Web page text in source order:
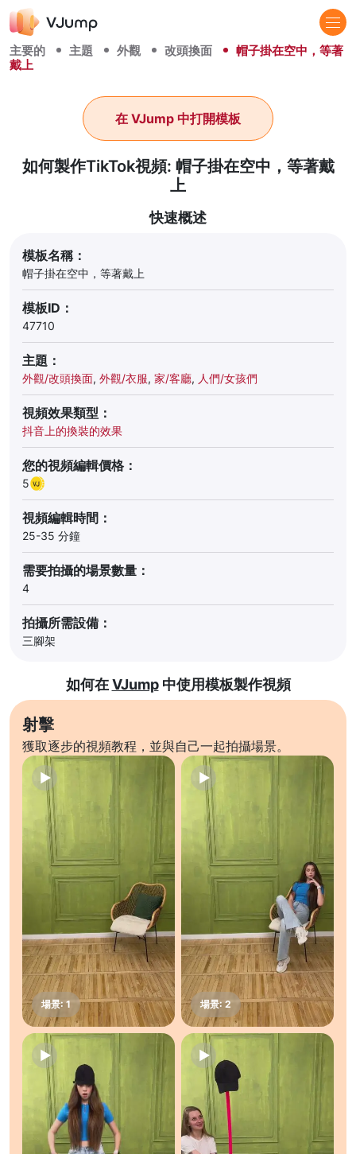
主要的 主題 外觀 改頭換面
帽子掛在空中，等著
戴上
如何製作TikTok視頻: 帽子掛在空中，等著戴
上
在 VJump 中打開模板
快速概述
模板名稱：
帽子掛在空中，等著戴上
模板ID：
47710
主題：
外觀/改頭換面, 外觀/衣服, 家/客廳, 人們/女孩們
視頻效果類型：
抖音上的換裝的效果
您的視頻編輯價格：
5
視頻編輯時間：
25-35 分鐘
需要拍攝的場景數量：
4
拍攝所需設備：
三腳架
如何在VJump中使用模板製作視頻
射擊
獲取逐步的視頻教程，並與自己一起拍攝場景。